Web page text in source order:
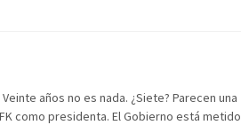
años no es nada. ¿Siete? Parecen una
como presidenta. El Gobierno está metido